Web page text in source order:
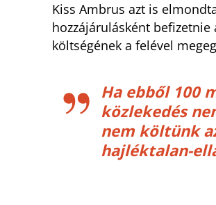
Kiss Ambrus azt is
hozzájárulásként befizetnie
költségének a felével
Ha ebből 100
közlekedés
nem költünk
hajléktalan-